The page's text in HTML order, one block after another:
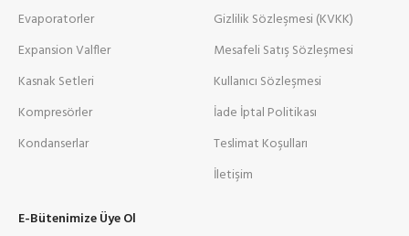
Evaporatorler
Expansion Valfler
Kasnak Setleri
Kompresörler
Kondanserlar
Gizlilik Sözleşmesi (KVKK)
Mesafeli Satış Sözleşmesi
Kullanıcı Sözleşmesi
İade İptal Politikası
Teslimat Koşulları
İletişim
E-Bütenimize Üye Ol